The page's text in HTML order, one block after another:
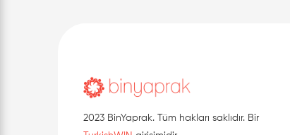
2023 BinYaprak. Tüm hakları saklıdır. Bir